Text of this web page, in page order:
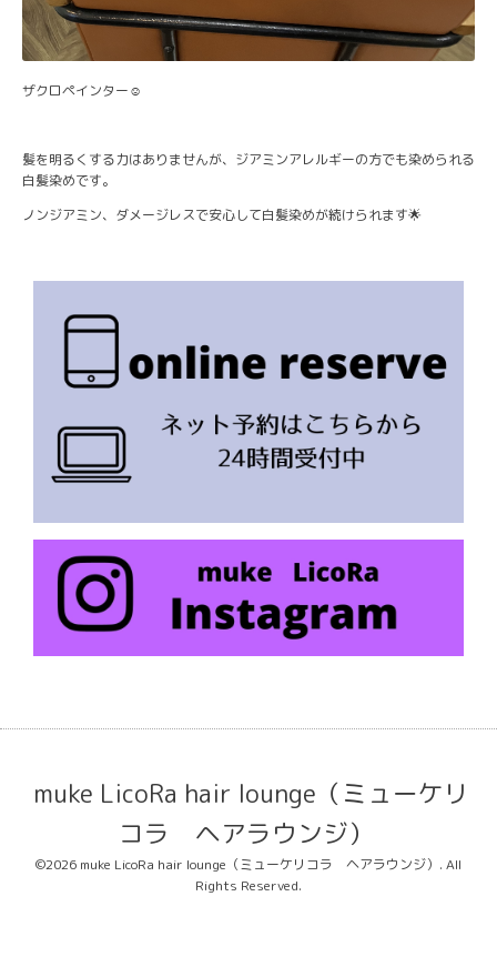
ザクロペインター☺︎
髪を明るくする力はありませんが、ジアミンアレルギーの方でも染められる
白髪染めです。
ノンジアミン、ダメージレスで安心して白髪染めが続けられます🌟
muke LicoRa hair lounge（ミューケリ
コラ ヘアラウンジ）
©2026 muke LicoRa hair lounge（ミューケリコラ ヘアラウンジ） . All
Rights Reserved.